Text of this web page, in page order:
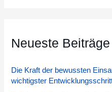
e
n
a
Neueste Beiträge
Die Kraft der bewussten
wichtigster